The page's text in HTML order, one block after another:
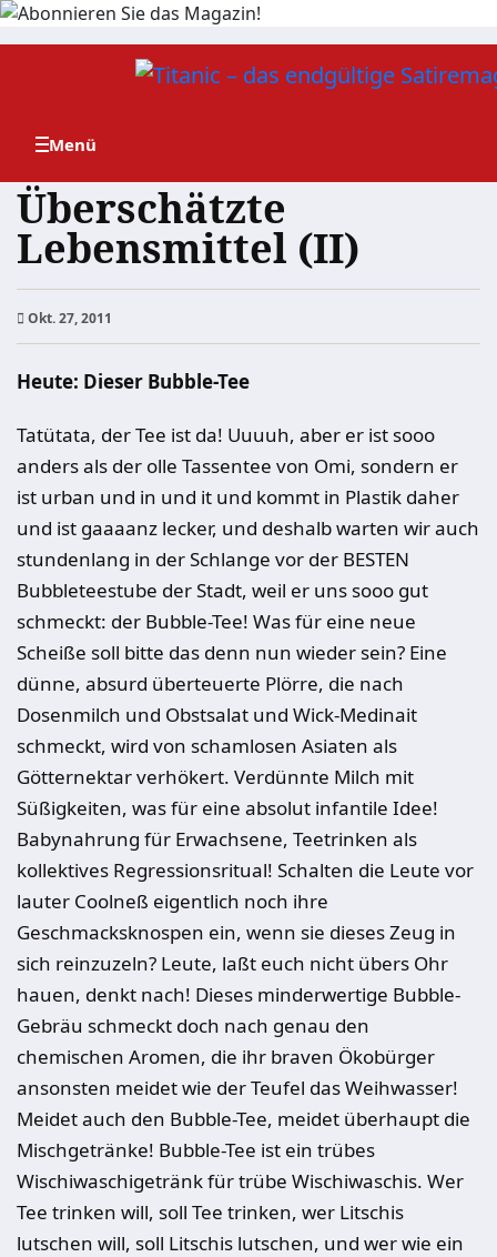
Zum
Überschätzte
Lebensmittel (II)
Okt. 27, 2011
Heute: Dieser Bubble-Tee
Tatütata, der Tee ist da! Uuuuh, aber er ist sooo
anders als der olle Tassentee von Omi, sondern er
ist urban und in und it und kommt in Plastik daher
und ist gaaaanz lecker, und deshalb warten wir auch
stundenlang in der Schlange vor der BESTEN
Bubbleteestube der Stadt, weil er uns sooo gut
schmeckt: der Bubble-Tee! Was für eine neue
Scheiße soll bitte das denn nun wieder sein? Eine
dünne, absurd überteuerte Plörre, die nach
Dosenmilch und Obstsalat und Wick-Medinait
schmeckt, wird von schamlosen Asiaten als
Götternektar verhökert. Verdünnte Milch mit
Süßigkeiten, was für eine absolut infantile Idee!
Babynahrung für Erwachsene, Teetrinken als
kollektives Regressionsritual! Schalten die Leute vor
lauter Coolneß eigentlich noch ihre
Geschmacksknospen ein, wenn sie dieses Zeug in
sich reinzuzeln? Leute, laßt euch nicht übers Ohr
hauen, denkt nach! Dieses minderwertige Bubble-
Gebräu schmeckt doch nach genau den
chemischen Aromen, die ihr braven Ökobürger
ansonsten meidet wie der Teufel das Weihwasser!
Meidet auch den Bubble-Tee, meidet überhaupt die
Mischgetränke! Bubble-Tee ist ein trübes
Wischiwaschigetränk für trübe Wischiwaschis. Wer
Tee trinken will, soll Tee trinken, wer Litschis
lutschen will, soll Litschis lutschen, und wer wie ein